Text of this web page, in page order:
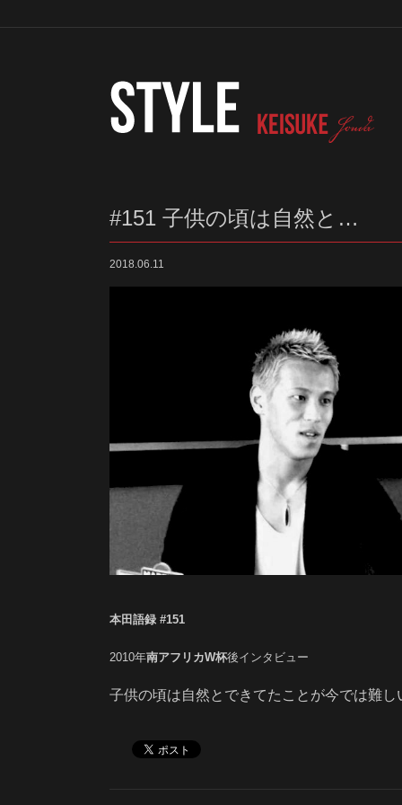
#151 子供の頃は自然と…
2018.06.11
本田語録 #151
2010年南アフリカW杯後インタビュー
子供の頃は自然とできてたことが今では難し